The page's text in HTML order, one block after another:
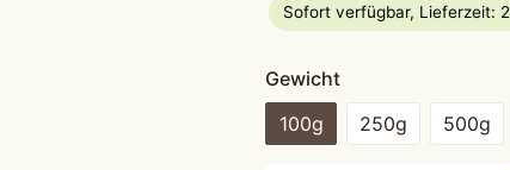
Sofort verfügbar, Lieferzeit:
Gewichtauswählen
100g
250g 500g